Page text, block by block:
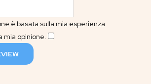
è basata sulla mia esperienza
mia opinione.